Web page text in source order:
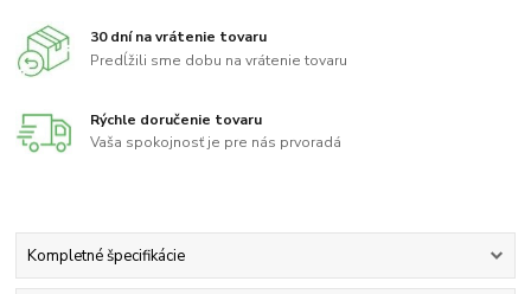
30 dní na vrátenie tovaru
Predĺžili sme dobu na vrátenie tovaru
Rýchle doručenie tovaru
Vaša spokojnosť je pre nás prvoradá
Kompletné špecifikácie